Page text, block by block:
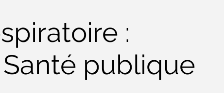
:
publique